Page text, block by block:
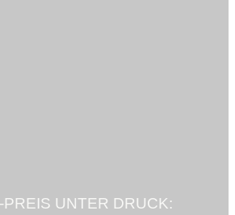
PREIS UNTER DRUCK: